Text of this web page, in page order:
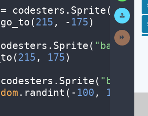
= codesters . Sprite(
go_to(215 , - 175)
. Sprite(
215 , 175)
codesters . Sprite(
. randint( - 100 , 150 ¶
Work
Activity